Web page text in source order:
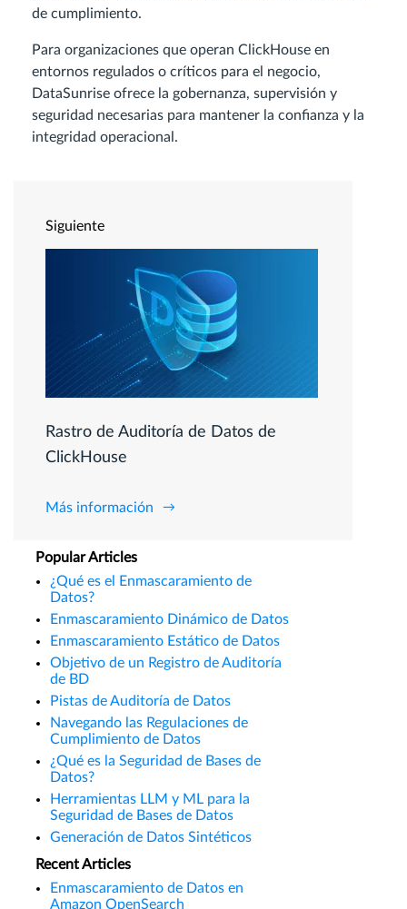
de cumplimiento.
Para organizaciones que operan ClickHouse en
entornos regulados o críticos para el negocio,
DataSunrise ofrece la gobernanza, supervisión y
seguridad necesarias para mantener la confianza y la
integridad operacional.
Siguiente
Rastro de Auditoría de Datos de
ClickHouse
Más información
Popular Articles
¿Qué es el Enmascaramiento de
Datos?
Enmascaramiento Dinámico de Datos
Enmascaramiento Estático de Datos
Objetivo de un Registro de Auditoría
de BD
Pistas de Auditoría de Datos
Navegando las Regulaciones de
Cumplimiento de Datos
¿Qué es la Seguridad de Bases de
Datos?
Herramientas LLM y ML para la
Seguridad de Bases de Datos
Generación de Datos Sintéticos
Recent Articles
Enmascaramiento de Datos en
Amazon OpenSearch